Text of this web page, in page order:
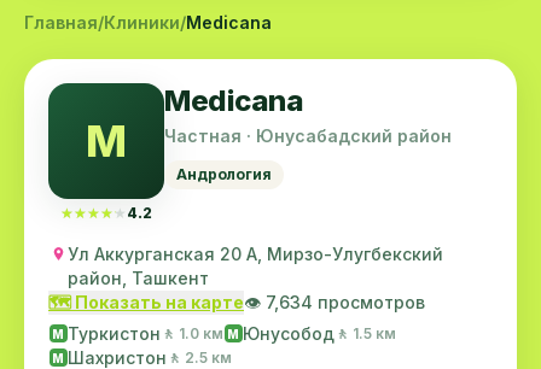
Главная/Клиники/Medicana
M
★★★★★
★★★★★ 4.2
Medicana
Частная · Юнусабадский район
Андрология
Ул Аккурганская 20 А, Мирзо-Улугбекский
район, Ташкент
🗺️ Показать на карте👁️ 7,634 просмотров
M Туркистон 🚶 1.0 км M Юнусобод 🚶 1.5 км
M Шахристон 🚶 2.5 км